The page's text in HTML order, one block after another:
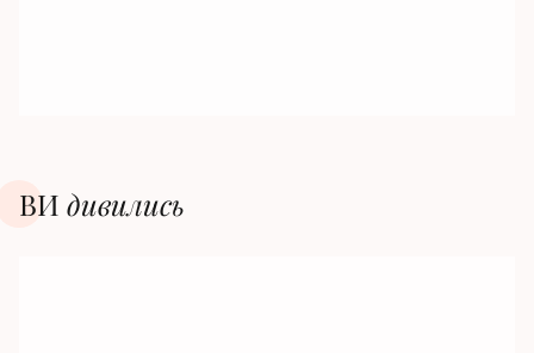
ВИ дивилиcь